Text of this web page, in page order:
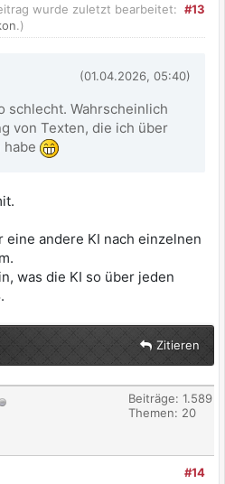
#13
wurde zuletzt bearbeitet:
.)
(01.04.2026, 05:40)
schlecht. Wahrscheinlich
von Texten, die ich über
eine andere KI nach einzelnen
was die KI so über jeden
Zitieren
Beiträge: 1.589
Themen: 20
#14